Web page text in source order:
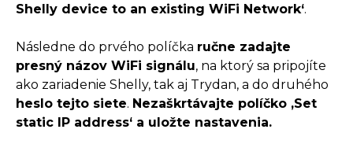
Shelly device to an existing WiFi Network‘.
Následne do prvého políčka ručne zadajte
presný názov WiFi signálu, na ktorý sa pripojíte
ako zariadenie Shelly, tak aj Trydan, a do druhého
heslo tejto siete. Nezaškrtávajte políčko ‚Set
static IP address‘ a uložte nastavenia.